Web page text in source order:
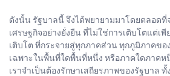
ดังนั้น รัฐบาลนี้ จึงได้พยายามมาโดยตลอดที่
เศรษฐกิจอย่างยั่งยืน ที่ไม่ใช่การเติบโตแต่เพี
เติบโต ที่กระจายสู่ทุกภาคส่วน ทุกภูมิภาคขอ
เฉพาะในพื้นที่ใดพื้นที่หนึ่ง หรือภาคใดภาคห
เราจำเป็นต้องรักษาเสถียรภาพของรัฐบาล ทั้